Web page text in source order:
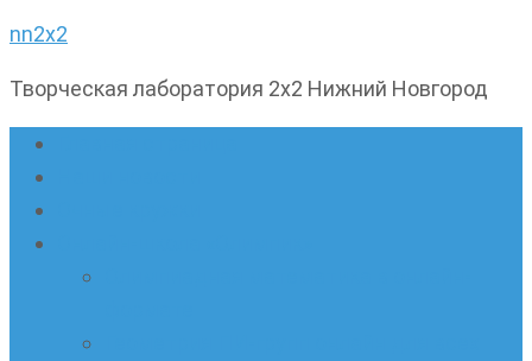
nn2x2
Творческая лаборатория 2х2 Нижний Новгород